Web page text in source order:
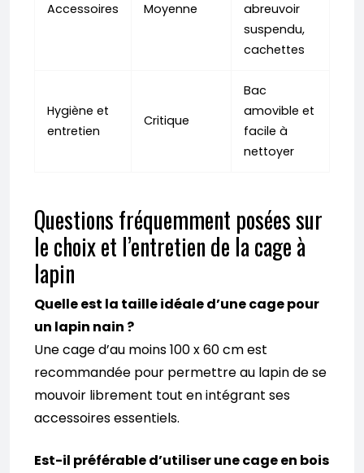
Accessoires Moyenne
abreuvoir
suspendu,
cachettes
Hygiène et
entretien
Critique
Bac
amovible et
facile à
nettoyer
Questions fréquemment posées sur
le choix et l’entretien de la cage à
lapin
Quelle est la taille idéale d’une cage pour
un lapin nain ?
Une cage d’au moins 100 x 60 cm est
recommandée pour permettre au lapin de se
mouvoir librement tout en intégrant ses
accessoires essentiels.
Est-il préférable d’utiliser une cage en bois